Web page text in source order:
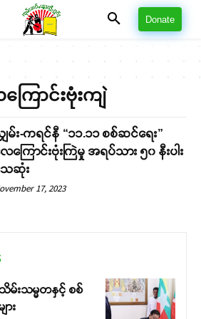
Donate
ြောင်းဗုံးကျဲ
မ်း-ကရင်နီ “၁၁.၁၁ စစ်ဆင်ရေး”
ကြောင်းဗုံးကြဲမှု အရပ်သား ၅၀ နီးပါး
ေဆုံး
17, 2023
းသမ္မတနှင့် စစ်
ား